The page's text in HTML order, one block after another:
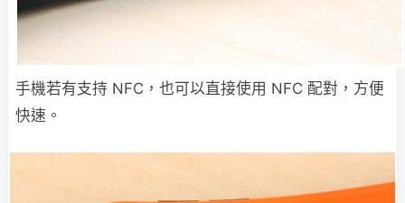
手機若有支持 NFC，也可以直接使用 NFC 配對，方便
快速。